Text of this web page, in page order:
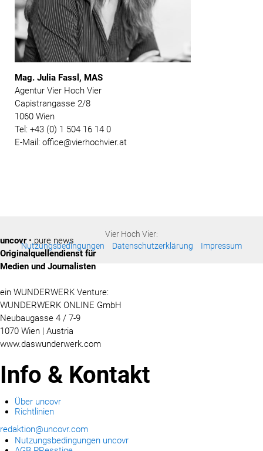
Mag. Julia Fassl, MAS
Agentur Vier Hoch Vier
Capistrangasse 2/8
1060 Wien
Tel: +43 (0) 1 504 16 14 0
E-Mail: office@vierhochvier.at
Vier Hoch Vier:
Nutzungsbedingungen
Datenschutzerklärung Impressum
uncovr• pure news
Originalquellendienst für
Medien und Journalisten
ein WUNDERWERK Venture:
WUNDERWERK ONLINE GmbH
Neubaugasse 4 / 7-9
1070 Wien | Austria
www.daswunderwerk.com
Info & Kontakt
Über uncovr
Richtlinien
redaktion@uncovr.com
Nutzungsbedingungen uncovr